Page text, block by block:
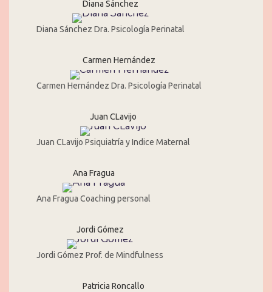
Diana Sánchez
Diana Sánchez Dra. Psicología Perinatal
Carmen Hernández
Carmen Hernández Dra. Psicología Perinatal
Juan CLavijo
Juan CLavijo Psiquiatría y Indice Maternal
Ana Fragua
Ana Fragua Coaching personal
Jordi Gómez
Jordi Gómez Prof. de Mindfulness
Patricia Roncallo